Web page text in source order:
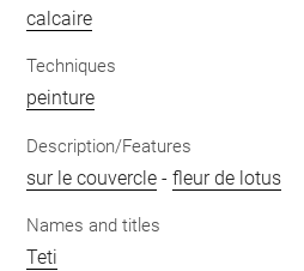
calcaire
Techniques
peinture
Description/Features
sur le couvercle -fleur de lotus
Names and titles
Teti